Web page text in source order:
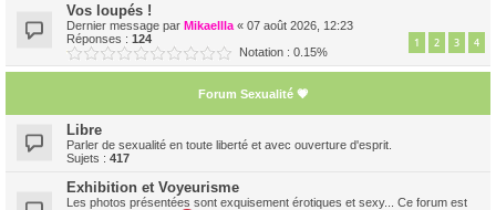
Vos loupés !
Dernier message par Mikaellla « 07 août 2026, 12:23
Réponses : 124 1 2 3 4
Notation : 0.15%
Forum Sexualité 💗
Libre
Parler de sexualité en toute liberté et avec ouverture d'esprit.
Sujets : 417
Exhibition et Voyeurisme
Les photos présentées sont exquisement érotiques et sexy... Ce forum est